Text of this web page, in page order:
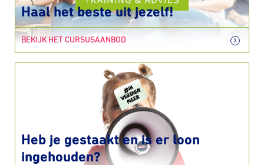
Haal het beste uit jezelf!
BEKIJK HET CURSUSAANBOD
Heb je gestaakt en is er loon
ingehouden?